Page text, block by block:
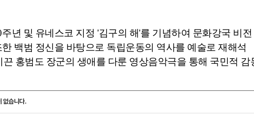
주년 및 유네스코 지정 '김구의 해'를 기념하여 문화강국 비전
백범 정신을 바탕으로 독립운동의 역사를 예술로 재해석
홍범도 장군의 생애를 다룬 영상음악극을 통해 국민적 감
없습니다.